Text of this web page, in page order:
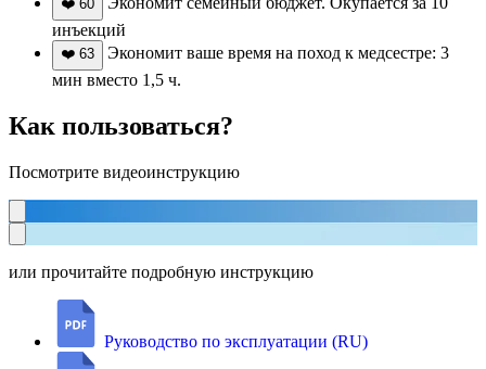
❤️ 60
инъекций
❤️ 63
Экономит ваше время на поход к медсестре: 3
мин вместо 1,5 ч.
Как пользоваться?
Посмотрите видеоинструкцию
или прочитайте подробную инструкцию
Руководство по эксплуатации (RU)